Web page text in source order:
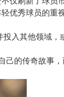
优秀球员的重视
入其他领域，
己的传奇故事